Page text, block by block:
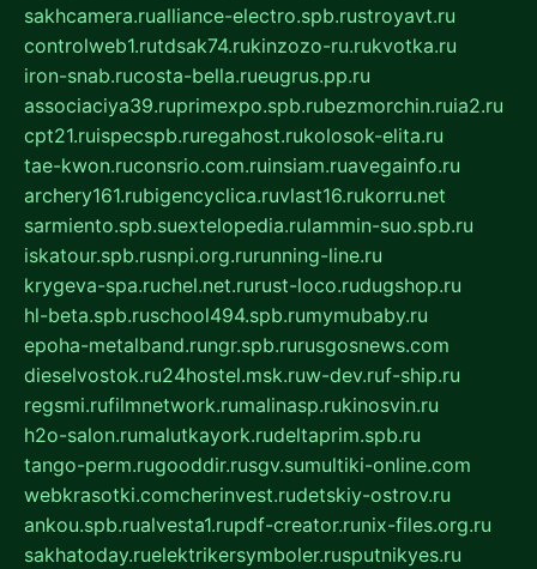
sakhcamera.rualliance-electro.spb.rustroyavt.ru
controlweb1.rutdsak74.rukinzozo-ru.rukvotka.ru
iron-snab.rucosta-bella.rueugrus.pp.ru
associaciya39.ruprimexpo.spb.rubezmorchin.ruia2.ru
cpt21.ruispecspb.ruregahost.rukolosok-elita.ru
tae-kwon.ruconsrio.com.ruinsiam.ruavegainfo.ru
archery161.rubigencyclica.ruvlast16.rukorru.net
sarmiento.spb.suextelopedia.rulammin-suo.spb.ru
iskatour.spb.rusnpi.org.rurunning-line.ru
krygeva-spa.ruchel.net.rurust-loco.rudugshop.ru
hl-beta.spb.ruschool494.spb.rumymubaby.ru
epoha-metalband.rungr.spb.rurusgosnews.com
dieselvostok.ru24hostel.msk.ruw-dev.ruf-ship.ru
regsmi.rufilmnetwork.rumalinasp.rukinosvin.ru
h2o-salon.rumalutkayork.rudeltaprim.spb.ru
tango-perm.rugooddir.rusgv.sumultiki-online.com
webkrasotki.comcherinvest.rudetskiy-ostrov.ru
ankou.spb.rualvesta1.rupdf-creator.runix-files.org.ru
sakhatoday.ruelektrikersymboler.rusputnikyes.ru